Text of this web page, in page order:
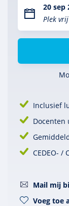
20 sep
Plek vrij
Inclusief
Docenten
CEDEO- /
Mail mij
Voeg toe